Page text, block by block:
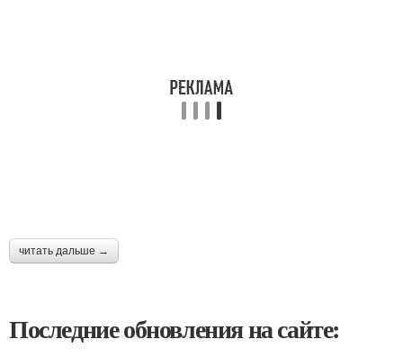
читать дальше →
Последние обновления на сайте: